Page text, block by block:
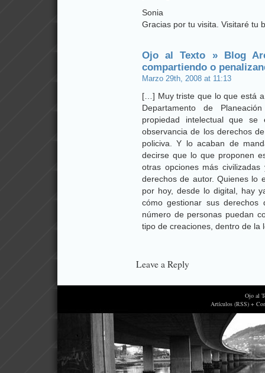
Sonia
Gracias por tu visita. Visitaré tu
Ojo al Texto » Blog
compartiendo o
Marzo 29th, 2008 at 11:13
[…] Muy triste que lo que está
Departamento de
propiedad intelectual que se
observancia de los derechos
policiva. Y lo acaban de
decirse que lo que proponen
otras opciones más
derechos de autor. Quienes lo
por hoy, desde lo digital, hay
cómo gestionar sus
número de personas puedan
tipo de creaciones, dentro de
Leave a Reply
Ojo al
Artículos (RSS) +